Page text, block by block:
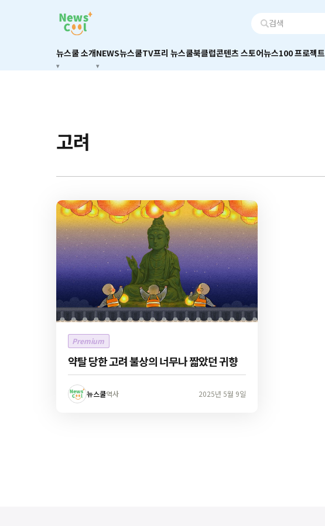
뉴스쿨 소개NEWS뉴스쿨TV프리 뉴스쿨북클럽콘텐츠 스토어뉴스100 프로젝트
고려
Premium
약탈 당한 고려 불상의 너무나 짧았던 귀향
뉴스쿨역사 2025년 5월 9일